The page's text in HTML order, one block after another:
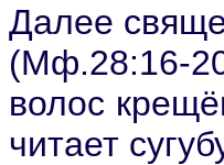
Далее
(Мф.28:16-
волос
читает